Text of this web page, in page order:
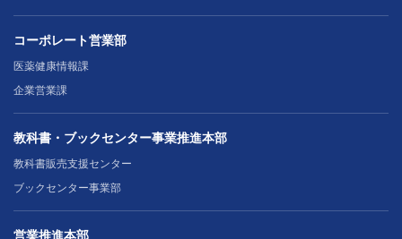
コーポレート営業部
医薬健康情報課
企業営業課
教科書・ブックセンター事業推進本部
教科書販売支援センター
ブックセンター事業部
営業推進本部